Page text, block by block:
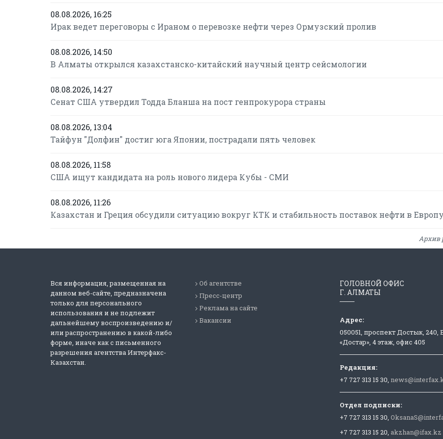
08.08.2026, 16:25
Ирак ведет переговоры с Ираном о перевозке нефти через Ормузский пролив
08.08.2026, 14:50
В Алматы открылся казахстанско-китайский научный центр сейсмологии
08.08.2026, 14:27
Сенат США утвердил Тодда Бланша на пост генпрокурора страны
08.08.2026, 13:04
Тайфун "Долфин" достиг юга Японии, пострадали пять человек
08.08.2026, 11:58
США ищут кандидата на роль нового лидера Кубы - СМИ
08.08.2026, 11:26
Казахстан и Греция обсудили ситуацию вокруг КТК и стабильность поставок нефти в
Архив
Вся информация, размещенная на
данном веб-сайте, предназначена
только для персонального
использования и не подлежит
дальнейшему воспроизведению и/
или распространению в какой-либо
форме, иначе как с письменного
разрешения агентства Интерфакс-
Казахстан.
Об агентстве
Пресс-центр
Реклама на сайте
Вакансии
ГОЛОВНОЙ ОФИС
Г. АЛМАТЫ
Адрес:
050051, проспект Достык, 240,
«Достар», 4 этаж, офис 405
Редакция:
+7 727 313 15 30,
Отдел подписки:
+7 727 313 15 30,
+7 727 313 15 20, akzhan@ifax.kz